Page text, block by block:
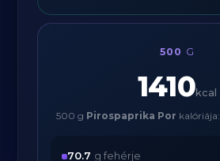
500 G
1410kcal
500 g Pirospaprika Por kalóriája:
70.7 g fehérje